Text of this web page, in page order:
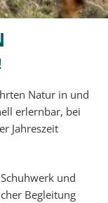
Natur in und
erlernbar, bei
Jahreszeit
und
Begleitung